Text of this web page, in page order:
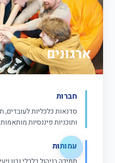
ארגונים
חברות
סדנאות כלכליות לעובדים,
ותוכניות פיננסיות
עמותות